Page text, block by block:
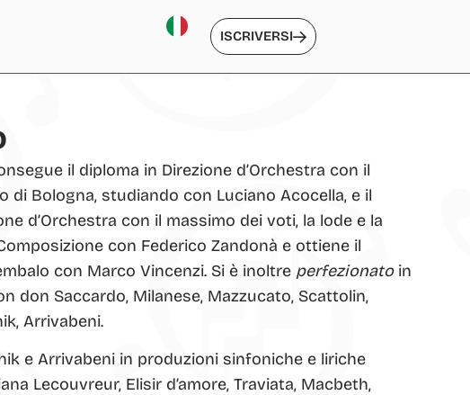
ISCRIVERSI
il diploma in Direzione d’Orchestra con il
Bologna, studiando con Luciano Acocella, e il
d’Orchestra con il massimo dei voti, la lode e la
con Federico Zandonà e ottiene il
con Marco Vincenzi. Si è inoltre perfezionato in
don Saccardo, Milanese, Mazzucato, Scattolin,
Arrivabeni.
e Arrivabeni in produzioni sinfoniche e liriche
Lecouvreur, Elisir d’amore, Traviata, Macbeth,